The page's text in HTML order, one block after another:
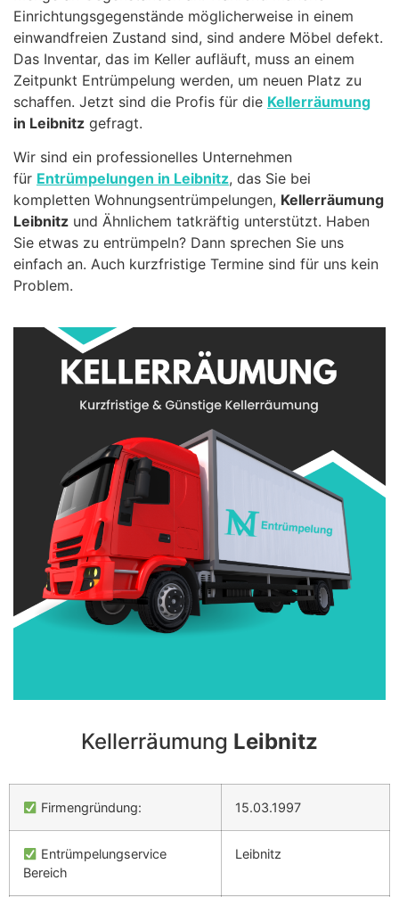
Einrichtungsgegenstände möglicherweise in einem
einwandfreien Zustand sind, sind andere Möbel defekt.
Das Inventar, das im Keller aufläuft, muss an einem
Zeitpunkt Entrümpelung werden, um neuen Platz zu
schaffen. Jetzt sind die Profis für die Kellerräumung
in Leibnitz gefragt.
Wir sind ein professionelles Unternehmen
für Entrümpelungen in Leibnitz, das Sie bei
kompletten Wohnungsentrümpelungen, Kellerräumung
Leibnitz und Ähnlichem tatkräftig unterstützt. Haben
Sie etwas zu entrümpeln? Dann sprechen Sie uns
einfach an. Auch kurzfristige Termine sind für uns kein
Problem.
Kellerräumung Leibnitz
Firmengründung: 15.03.1997
Entrümpelungservice
Bereich
Leibnitz